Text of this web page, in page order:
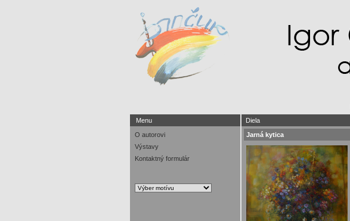
Menu
O autorovi
Výstavy
Kontaktný formulár
Diela
Jarná kytica